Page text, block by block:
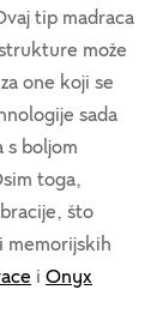
tip madraca
može
one koji se
sada
s boljom
toga,
što
memorijskih
i Onyx